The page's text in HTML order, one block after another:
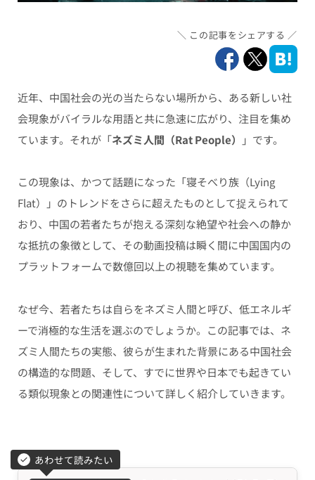
この記事をシェアする
近年、中国社会の光の当たらない場所から、ある新しい社
会現象がバイラルな用語と共に急速に広がり、注目を集め
ています。それが「ネズミ人間（Rat People） 」です。
この現象は、かつて話題になった「寝そべり族（Lying
Flat）」のトレンドをさらに超えたものとして捉えられて
おり、中国の若者たちが抱える深刻な絶望や社会への静か
な抵抗の象徴として、その動画投稿は瞬く間に中国国内の
プラットフォームで数億回以上の視聴を集めています。
なぜ今、若者たちは自らをネズミ人間と呼び、低エネルギ
ーで消極的な生活を選ぶのでしょうか。この記事では、ネ
ズミ人間たちの実態、彼らが生まれた背景にある中国社会
の構造的な問題、そして、すでに世界や日本でも起きてい
る類似現象との関連性について詳しく紹介していきます。
あわせて読みたい